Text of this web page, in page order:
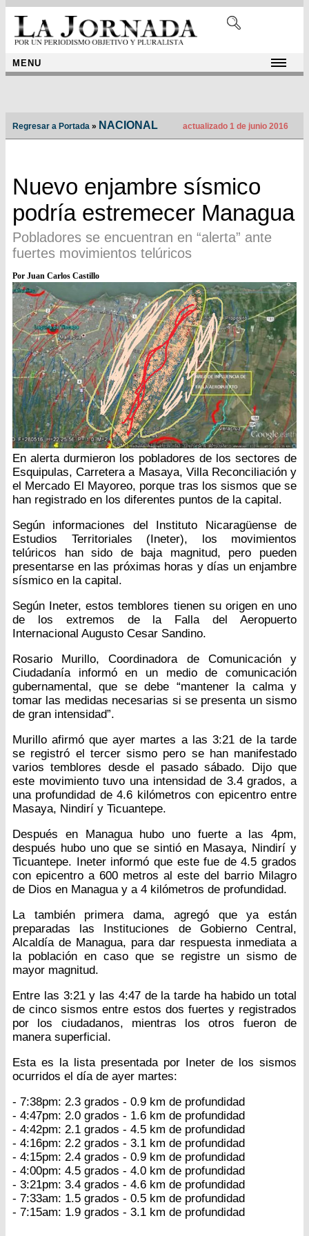
MENU
Regresar a Portada » NACIONAL actualizado 1 de junio 2016
Nuevo enjambre sísmico
podría estremecer Managua
Pobladores se encuentran en “alerta” ante
fuertes movimientos telúricos
Por Juan Carlos Castillo
En alerta durmieron los pobladores de los sectores de
Esquipulas, Carretera a Masaya, Villa Reconciliación y
el Mercado El Mayoreo, porque tras los sismos que se
han registrado en los diferentes puntos de la capital.
Según informaciones del Instituto Nicaragüense de
Estudios Territoriales (Ineter), los movimientos
telúricos han sido de baja magnitud, pero pueden
presentarse en las próximas horas y días un enjambre
sísmico en la capital.
Según Ineter, estos temblores tienen su origen en uno
de los extremos de la Falla del Aeropuerto
Internacional Augusto Cesar Sandino.
Rosario Murillo, Coordinadora de Comunicación y
Ciudadanía informó en un medio de comunicación
gubernamental, que se debe “mantener la calma y
tomar las medidas necesarias si se presenta un sismo
de gran intensidad”.
Murillo afirmó que ayer martes a las 3:21 de la tarde
se registró el tercer sismo pero se han manifestado
varios temblores desde el pasado sábado. Dijo que
este movimiento tuvo una intensidad de 3.4 grados, a
una profundidad de 4.6 kilómetros con epicentro entre
Masaya, Nindirí y Ticuantepe.
Después en Managua hubo uno fuerte a las 4pm,
después hubo uno que se sintió en Masaya, Nindirí y
Ticuantepe. Ineter informó que este fue de 4.5 grados
con epicentro a 600 metros al este del barrio Milagro
de Dios en Managua y a 4 kilómetros de profundidad.
La también primera dama, agregó que ya están
preparadas las Instituciones de Gobierno Central,
Alcaldía de Managua, para dar respuesta inmediata a
la población en caso que se registre un sismo de
mayor magnitud.
Entre las 3:21 y las 4:47 de la tarde ha habido un total
de cinco sismos entre estos dos fuertes y registrados
por los ciudadanos, mientras los otros fueron de
manera superficial.
Esta es la lista presentada por Ineter de los sismos
ocurridos el día de ayer martes:
- 7:38pm: 2.3 grados - 0.9 km de profundidad
- 4:47pm: 2.0 grados - 1.6 km de profundidad
- 4:42pm: 2.1 grados - 4.5 km de profundidad
- 4:16pm: 2.2 grados - 3.1 km de profundidad
- 4:15pm: 2.4 grados - 0.9 km de profundidad
- 4:00pm: 4.5 grados - 4.0 km de profundidad
- 3:21pm: 3.4 grados - 4.6 km de profundidad
- 7:33am: 1.5 grados - 0.5 km de profundidad
- 7:15am: 1.9 grados - 3.1 km de profundidad